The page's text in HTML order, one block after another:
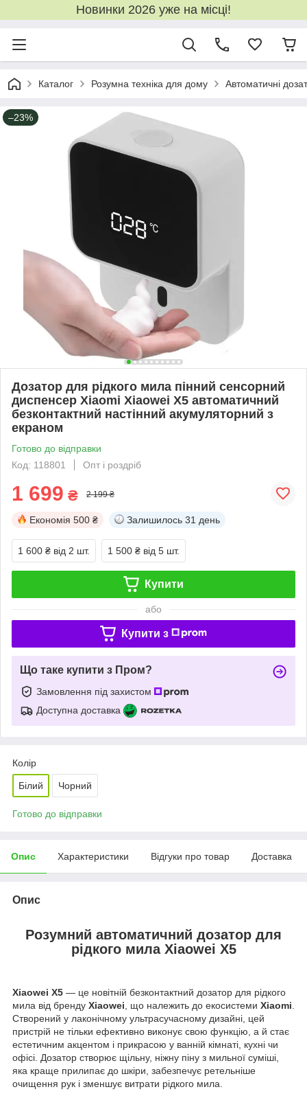
Новинки 2026 уже на місці!
Каталог Розумна техніка для дому Автоматичні
–23%
Дозатор для рідкого мила пінний сенсорний
диспенсер Xiaomi Xiaowei X5 автоматичний
безконтактний настінний акумуляторний з
екраном
Готово до відправки
Код: 118801
Опт і роздріб
1 699 ₴ 2 199 ₴
Економія 500 ₴ Залишилось 31 день
1 600 ₴ від 2 шт. 1 500 ₴ від 5 шт.
Купити
або
Купити з
Що таке купити з Пром?
Замовлення під захистом
Доступна доставка
Колір
Білий Чорний
Готово до відправки
Опис Характеристики Відгуки про товар Доставка
Опис
Розумний автоматичний дозатор для
рідкого мила Xiaowei X5
Xiaowei X5 — це новітній безконтактний дозатор для рідкого
мила від бренду Xiaowei , що належить до екосистеми Xiaomi
Створений у лаконічному ультрасучасному дизайні, цей
пристрій не тільки ефективно виконує свою функцію, а й стає
естетичним акцентом і прикрасою у ванній кімнаті, кухні чи
офісі. Дозатор створює щільну, ніжну піну з мильної суміші,
яка краще прилипає до шкіри, забезпечує ретельніше
очищення рук і зменшує витрати рідкого мила.